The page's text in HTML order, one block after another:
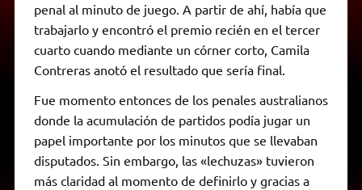
penal al minuto de juego. A partir de ahí, había que
trabajarlo y encontró el premio recién en el tercer
cuarto cuando mediante un córner corto, Camila
Contreras anotó el resultado que sería final.
Fue momento entonces de los penales australianos
donde la acumulación de partidos podía jugar un
papel importante por los minutos que se llevaban
disputados. Sin embargo, las «lechuzas» tuvieron
más claridad al momento de definirlo y gracias a